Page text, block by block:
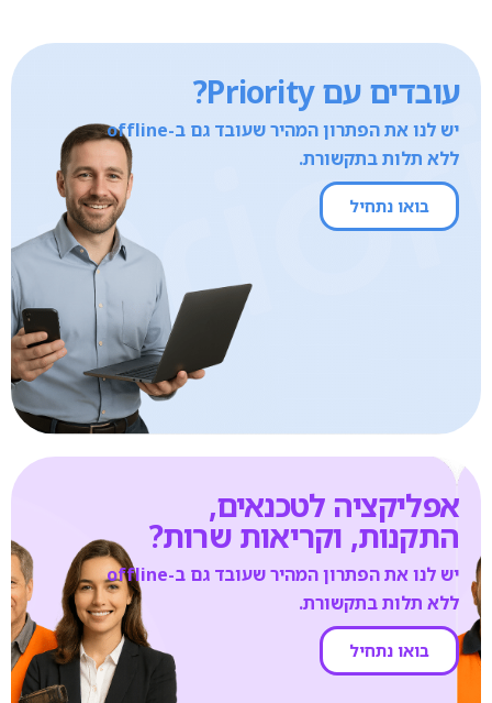
למובייל
Mobile 4 ERP מגיעה עם יכולת לפתח תוספות
ושינויים כאשר כל הנדרש הינו ידע במחוללים של
פריוריטי בלבד.
עובדים עם Priority?
יש לנו את הפתרון המהיר שעובד גם ב-offline
ללא תלות בתקשורת.
בואו נתחיל
אפליקציה לטכנאים,
התקנות, וקריאות שרות?
יש לנו את הפתרון המהיר שעובד גם ב-offline
ללא תלות בתקשורת.
בואו נתחיל